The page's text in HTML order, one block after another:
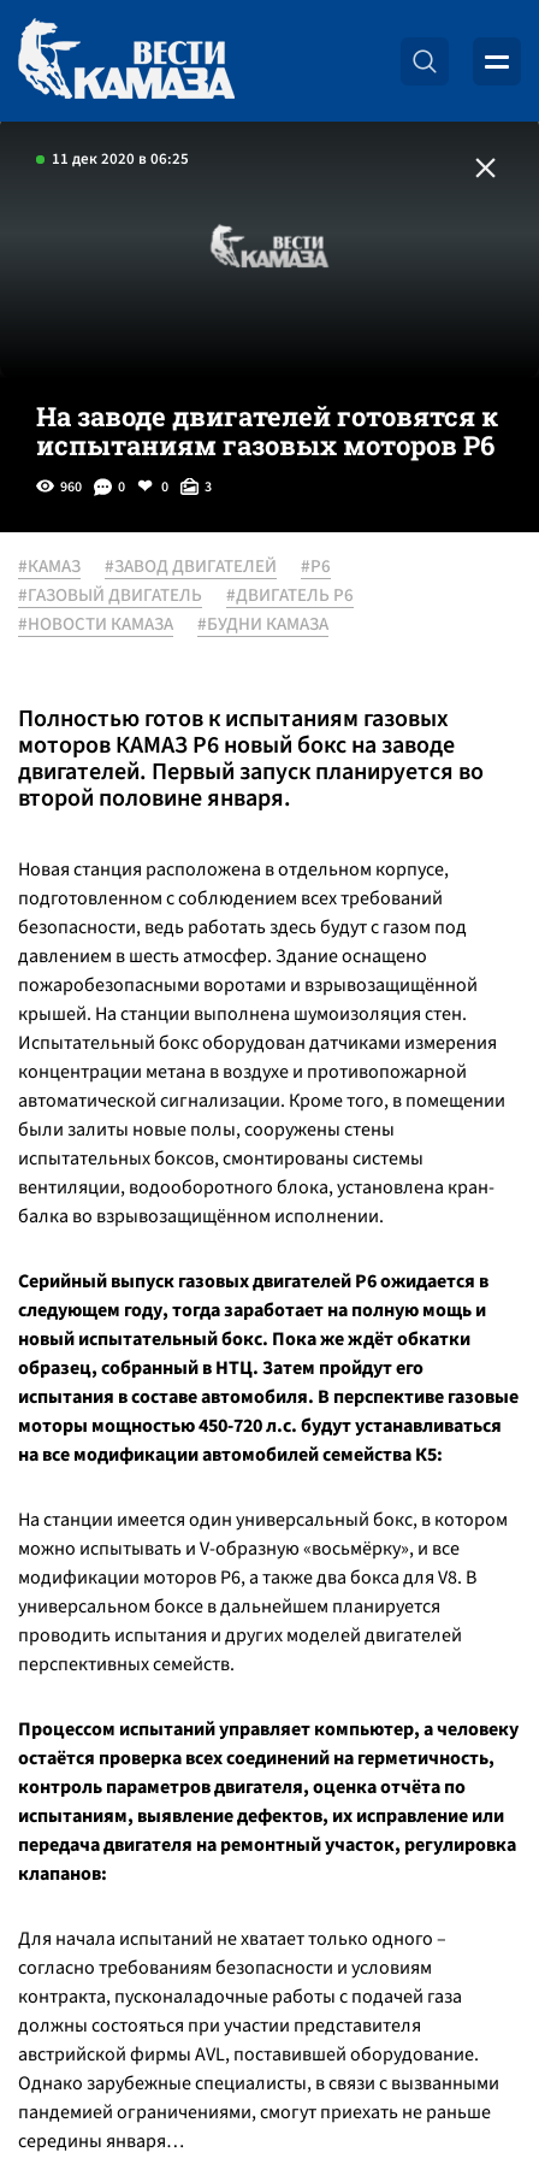
11 дек 2020 в 06:25
На заводе двигателей готовятся к
испытаниям газовых моторов Р6
960 0 0 3
#КАМАЗ #ЗАВОД ДВИГАТЕЛЕЙ
#Р6
#ГАЗОВЫЙ ДВИГАТЕЛЬ
#ДВИГАТЕЛЬ Р6
#НОВОСТИ КАМАЗА
#БУДНИ КАМАЗА
Полностью готов к испытаниям газовых
моторов КАМАЗ Р6 новый бокс на заводе
двигателей. Первый запуск планируется во
второй половине января.
Новая станция расположена в отдельном корпусе,
подготовленном с соблюдением всех требований
безопасности, ведь работать здесь будут с газом под
давлением в шесть атмосфер. Здание оснащено
пожаробезопасными воротами и взрывозащищённой
крышей. На станции выполнена шумоизоляция стен.
Испытательный бокс оборудован датчиками измерения
концентрации метана в воздухе и противопожарной
автоматической сигнализации. Кроме того, в помещении
были залиты новые полы, сооружены стены
испытательных боксов, смонтированы системы
вентиляции, водооборотного блока, установлена кран-
балка во взрывозащищённом исполнении.
Серийный выпуск газовых двигателей Р6 ожидается в
следующем году, тогда заработает на полную мощь и
новый испытательный бокс. Пока же ждёт обкатки
образец, собранный в НТЦ. Затем пройдут его
испытания в составе автомобиля. В перспективе газовые
моторы мощностью 450-720 л.с. будут устанавливаться
на все модификации автомобилей семейства К5:
На станции имеется один универсальный бокс, в котором
можно испытывать и V-образную «восьмёрку», и все
модификации моторов Р6, а также два бокса для V8. В
универсальном боксе в дальнейшем планируется
проводить испытания и других моделей двигателей
перспективных семейств.
Процессом испытаний управляет компьютер, а человеку
остаётся проверка всех соединений на герметичность,
контроль параметров двигателя, оценка отчёта по
испытаниям, выявление дефектов, их исправление или
передача двигателя на ремонтный участок, регулировка
клапанов:
Для начала испытаний не хватает только одного –
согласно требованиям безопасности и условиям
контракта, пусконаладочные работы с подачей газа
должны состояться при участии представителя
австрийской фирмы АVL, поставившей оборудование.
Однако зарубежные специалисты, в связи с вызванными
пандемией ограничениями, смогут приехать не раньше
середины января…